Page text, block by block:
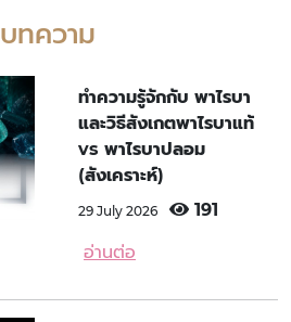
บทความ
ทำความรู้จักกับ พาไรบา
และวิธีสังเกตพาไรบาแท้
vs พาไรบาปลอม
(สังเคราะห์)
29 July 2026 191
อ่านต่อ